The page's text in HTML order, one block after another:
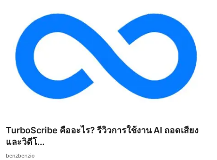
TurboScribe คืออะไร? รีวิวการใช้งาน AI ถอดเสียง
และวิดีโ...
benzbenzio